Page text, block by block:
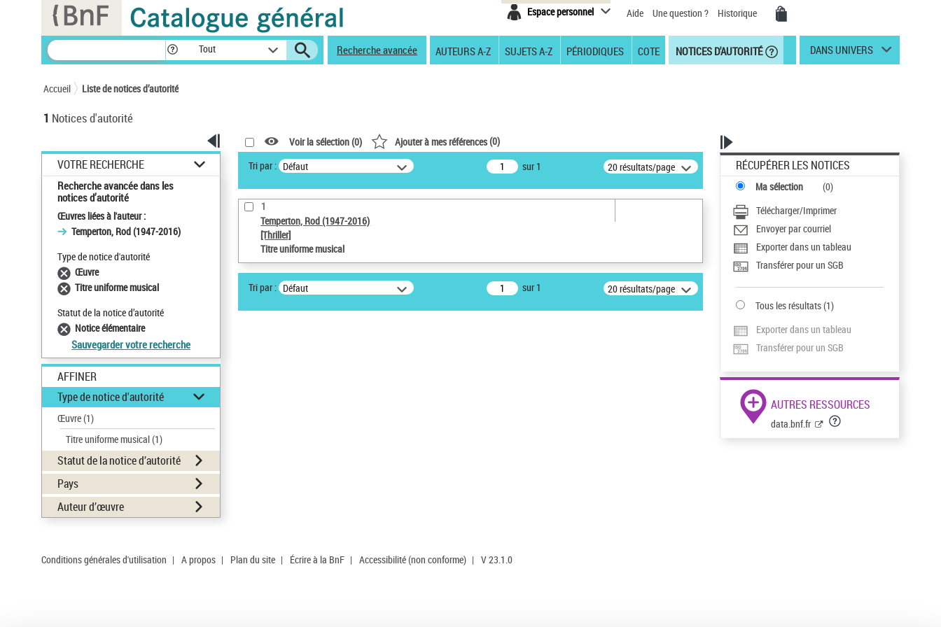
Espace personnel Aide Une question ? Historique
Tout Recherche avancée AUTEURS A-Z SUJETS A-Z PÉRIODIQUES COTE NOTICES D'AUTORITÉ DANS UNIVERS
Accueil Liste de notices d’autorité
1 Notices d'autorité
VOTRE RECHERCHE
Recherche avancée dans les
notices d’autorité
Œuvres liées à l'auteur :
Temperton, Rod (1947-2016)
Type de notice d'autorité
Œuvre
Titre uniforme musical
Statut de la notice d’autorité
Notice élémentaire
Sauvegarder votre recherche
AFFINER
Type de notice d'autorité
Œuvre(1)
Titre uniforme musical(1)
Statut de la notice d’autorité
Pays
Auteur d’œuvre
Voir la sélection (0) Ajouter à mes références(0)
Tri par : Défaut sur 1 20 résultats/page
1
Temperton, Rod (1947-2016)
[Thriller]
Titre uniforme musical
Tri par : Défaut sur 1 20 résultats/page
RÉCUPÉRER LES NOTICES
Ma sélection (0)
Télécharger/Imprimer
Envoyer par courriel
Exporter dans un tableau
Transférer pour un SGB
Tous les résultats(1)
Exporter dans un tableau
Transférer pour un SGB
AUTRES RESSOURCES
data.bnf.fr
Conditions générales d'utilisation | A propos | Plan du site | Écrire à la BnF | Accessibilité (non conforme) | V 23.1.0
Panneau de gestion des cookies